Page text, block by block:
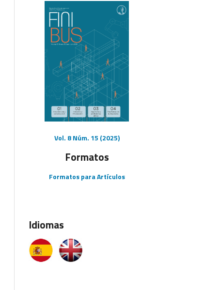
Vol. 8 Núm. 15 (2025)
Formatos
Formatos para Artículos
Idiomas